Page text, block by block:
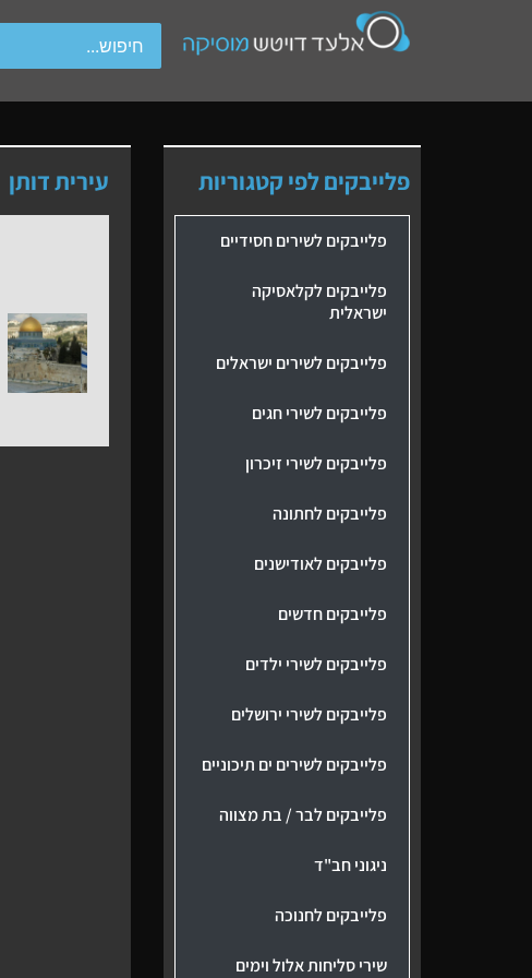
swipe gestures.
פלייבקים לפי קטגוריות
פלייבקים לשירים חסידיים
פלייבקים לקלאסיקה
ישראלית
פלייבקים לשירים ישראלים
פלייבקים לשירי חגים
פלייבקים לשירי זיכרון
פלייבקים לחתונה
פלייבקים לאודישנים
פלייבקים חדשים
פלייבקים לשירי ילדים
פלייבקים לשירי ירושלים
פלייבקים לשירים ים תיכוניים
פלייבקים לבר / בת מצווה
ניגוני חב"ד
פלייבקים לחנוכה
שירי סליחות אלול וימים
עירית דותן